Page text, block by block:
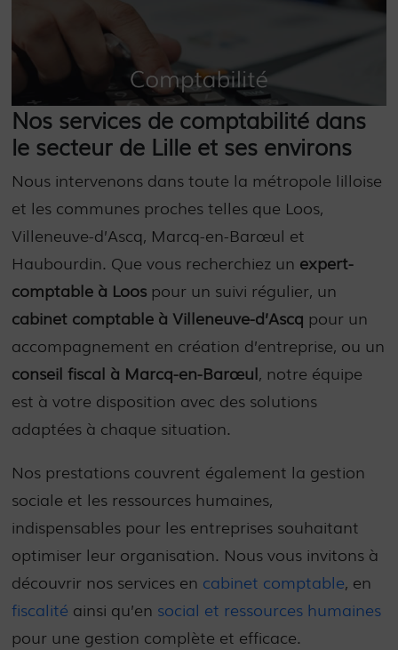
Nos services de comptabilité dans
le secteur de Lille et ses environs
Nous intervenons dans toute la métropole lilloise
et les communes proches telles que Loos,
Villeneuve-d’Ascq, Marcq-en-Barœul et
Haubourdin. Que vous recherchiez un expert-
comptable à Loos pour un suivi régulier, un
cabinet comptable à Villeneuve-d’Ascq pour un
accompagnement en création d’entreprise, ou un
conseil fiscal à Marcq-en-Barœul, notre équipe
est à votre disposition avec des solutions
adaptées à chaque situation.
Nos prestations couvrent également la gestion
sociale et les ressources humaines,
indispensables pour les entreprises souhaitant
optimiser leur organisation. Nous vous invitons à
découvrir nos services en cabinet comptable, en
fiscalité ainsi qu’en social et ressources humaines
pour une gestion complète et efficace.